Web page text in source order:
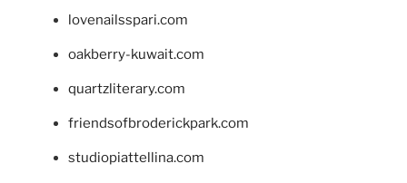
lovenailsspari.com
oakberry-kuwait.com
quartzliterary.com
friendsofbroderickpark.com
studiopiattellina.com